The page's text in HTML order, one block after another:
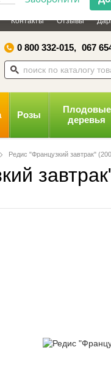
вам сповіщення на
Заборонити
Контакты Отзывы
0 800 332-015, 067
Розы
Плодовые
деревья
Редис "Французкий завтрак"